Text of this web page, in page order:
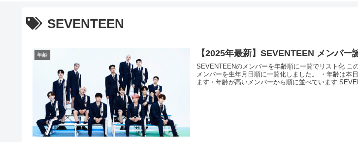
SEVENTEEN
年齢 【2025年最新】SEVENTEEN メンバー
SEVENTEENのメンバーを年齢順に一覧でリスト化 こ
メンバーを生年月日順に一覧化しました。 ・年齢は本
ます・年齢が高いメンバーから順に並べています